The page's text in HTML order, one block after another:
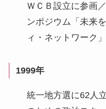
ＷＣＢ設立に参画
ンポジウム「未来
ィ・ネットワーク
1999年
統一地方選に62人